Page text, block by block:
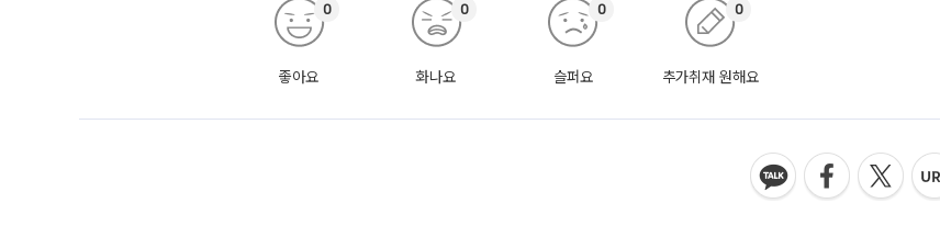
좋아요
0
화나요
0
슬퍼요
0
추가취재 원해요
0